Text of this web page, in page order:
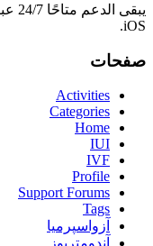
iOS.
صفحات
Activities
Categories
Home
IUI
IVF
Profile
Support Forums
Tags
آزواسپرمیا